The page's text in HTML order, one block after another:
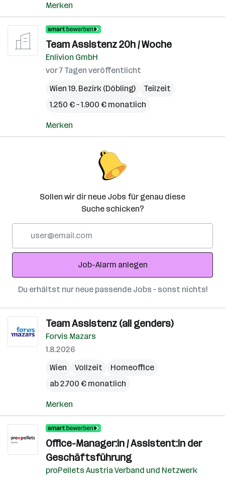
Merken
Team Assistenz 20h / Woche
Enlivion GmbH
vor 7 Tagen veröffentlicht
Wien 19. Bezirk (Döbling)
Teilzeit
1.250 € – 1.900 € monatlich
Merken
Sollen wir dir neue Jobs für genau diese
Suche schicken?
Adresse
Job-Alarm anlegen
Du erhältst nur neue passende Jobs – sonst nichts!
Team Assistenz (all genders)
Forvis Mazars
1.8.2026
Wien
Vollzeit
Homeoffice
ab 2.700 € monatlich
Merken
Office-Manager:in / Assistent:in der
Geschäftsführung
proPellets Austria Verband und Netzwerk